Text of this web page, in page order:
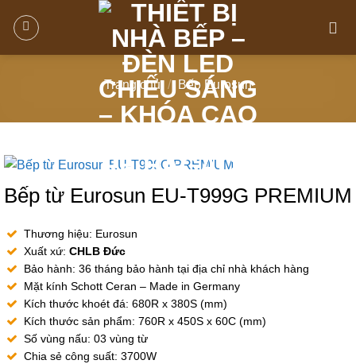
Trang chủ / Bếp Eurosun
Bếp từ Eurosun EU-T999G PREMIUM
Thương hiệu: Eurosun
Xuất xứ: CHLB Đức
Bảo hành: 36 tháng bảo hành tại địa chỉ nhà khách hàng
Mặt kính Schott Ceran – Made in Germany
Kích thước khoét đá: 680R x 380S (mm)
Kích thước sản phẩm: 760R x 450S x 60C (mm)
Số vùng nấu: 03 vùng từ
Chia sẻ công suất: 3700W